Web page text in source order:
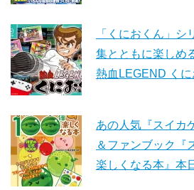
「くにおくん」
集とともに楽しめ
熱血LEGEND くに
あの人気『スイカ
＆ファンブック『
楽しくなる本』本